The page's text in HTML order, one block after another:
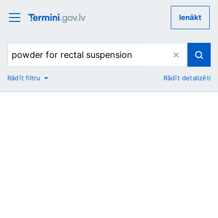
Ienākt
No
Rādīt filtru Rādīt detalizēti